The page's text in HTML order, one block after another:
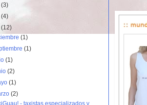
(3)
(4)
(12)
(1)
(1)
(1)
(2)
(1)
(2)
- taxistas especializados y